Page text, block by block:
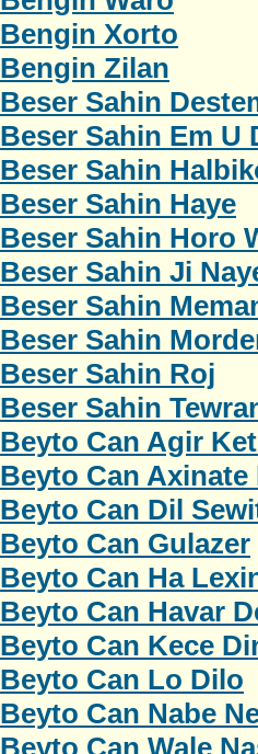
Bengin Xorto
Bengin Zilan
Beser Sahin
Beser Sahin Em U
Beser Sahin
Beser Sahin Haye
Beser Sahin Horo
Beser Sahin Ji
Beser Sahin
Beser Sahin
Beser Sahin Roj
Beser Sahin
Beyto Can Agir
Beyto Can Axinate
Beyto Can Dil
Beyto Can Gulazer
Beyto Can Ha
Beyto Can Havar
Beyto Can Kece
Beyto Can Lo Dilo
Beyto Can Nabe
Beyto Can Wale